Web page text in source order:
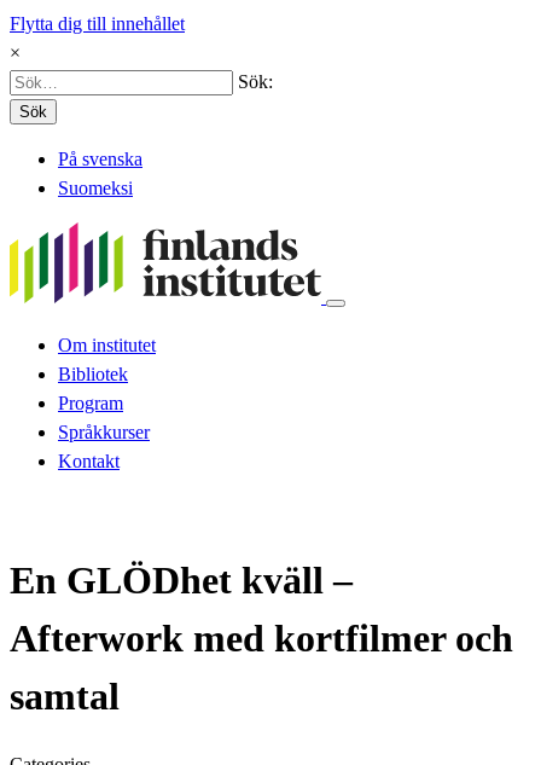
Flytta dig till innehållet
×
Sök:
Sök
På svenska
Suomeksi
Om institutet
Bibliotek
Program
Språkkurser
Kontakt
En GLÖDhet kväll –
Afterwork med kortfilmer och
samtal